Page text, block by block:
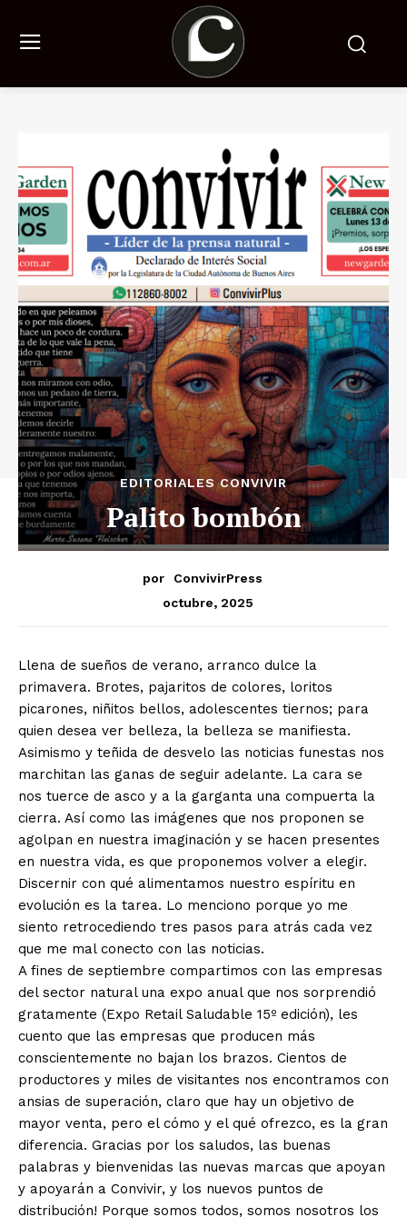
EDITORIALES CONVIVIR
Palito bombón
por
ConvivirPress
octubre, 2025
Llena de sueños de verano, arranco dulce la
primavera. Brotes, pajaritos de colores, loritos
picarones, niñitos bellos, adolescentes tiernos; para
quien desea ver belleza, la belleza se manifiesta.
Asimismo y teñida de desvelo las noticias funestas nos
marchitan las ganas de seguir adelante. La cara se
nos tuerce de asco y a la garganta una compuerta la
cierra. Así como las imágenes que nos proponen se
agolpan en nuestra imaginación y se hacen presentes
en nuestra vida, es que proponemos volver a elegir.
Discernir con qué alimentamos nuestro espíritu en
evolución es la tarea. Lo menciono porque yo me
siento retrocediendo tres pasos para atrás cada vez
que me mal conecto con las noticias.
A fines de septiembre compartimos con las empresas
del sector natural una expo anual que nos sorprendió
gratamente (Expo Retail Saludable 15º edición), les
cuento que las empresas que producen más
conscientemente no bajan los brazos. Cientos de
productores y miles de visitantes nos encontramos con
ansias de superación, claro que hay un objetivo de
mayor venta, pero el cómo y el qué ofrezco, es la gran
diferencia. Gracias por los saludos, las buenas
palabras y bienvenidas las nuevas marcas que apoyan
y apoyarán a Convivir, y los nuevos puntos de
distribución! Porque somos todos, somos nosotros los